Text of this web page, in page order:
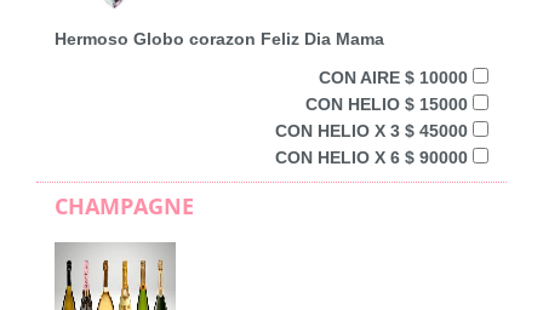
Hermoso Globo corazon Feliz Dia Mama
CON AIRE $ 10000
CON HELIO $ 15000
CON HELIO X 3 $ 45000
CON HELIO X 6 $ 90000
CHAMPAGNE